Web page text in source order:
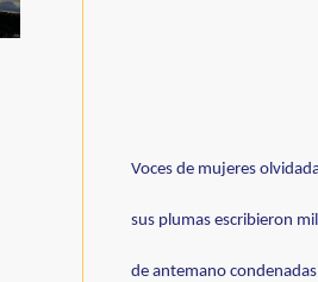
Voces de mujeres
sus plumas escribieron
de antemano